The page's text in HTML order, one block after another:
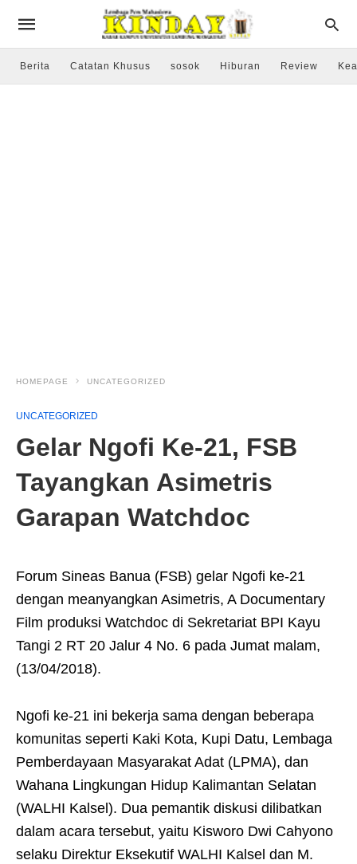
Berita Catatan Khusus sosok Hiburan Review
HOMEPAGE UNCATEGORIZED
UNCATEGORIZED
Gelar Ngofi Ke-21, FSB
Tayangkan Asimetris
Garapan Watchdoc
Forum Sineas Banua (FSB) gelar Ngofi ke-21
dengan meanyangkan Asimetris, A Documentary
Film produksi Watchdoc di Sekretariat BPI Kayu
Tangi 2 RT 20 Jalur 4 No. 6 pada Jumat malam,
(13/04/2018).
Ngofi ke-21 ini bekerja sama dengan beberapa
komunitas seperti Kaki Kota, Kupi Datu, Lembaga
Pemberdayaan Masyarakat Adat (LPMA), dan
Wahana Lingkungan Hidup Kalimantan Selatan
(WALHI Kalsel). Dua pemantik diskusi dilibatkan
dalam acara tersebut, yaitu Kisworo Dwi Cahyono
selaku Direktur Eksekutif WALHI Kalsel dan M.